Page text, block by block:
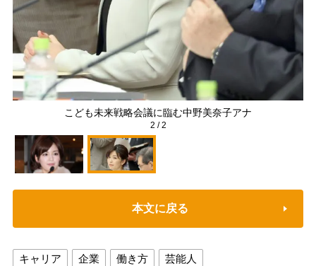
こども未来戦略会議に臨む中野美奈子アナ
2 /2
本文に戻る
キャリア 企業 働き方 芸能人